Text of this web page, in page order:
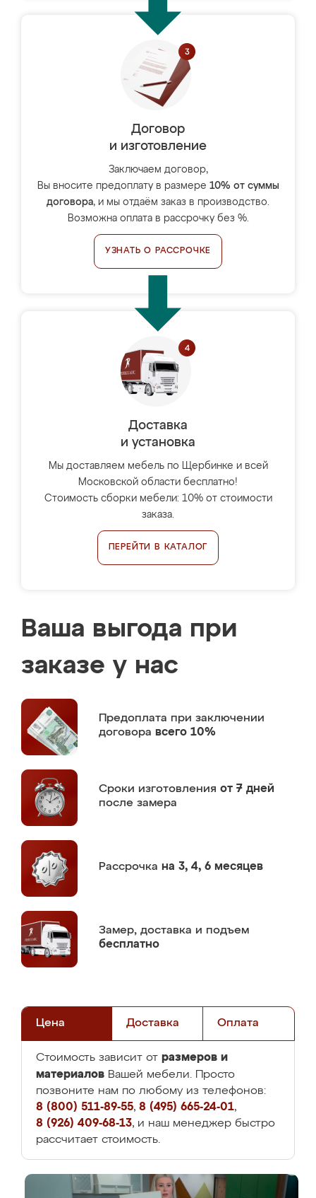
Договор
и изготовление
Заключаем договор,
Вы вносите предоплату в размере 10% от суммы
договора, и мы отдаём заказ в производство.
Возможна оплата в рассрочку без %.
УЗНАТЬ О РАССРОЧКЕ
Доставка
и установка
Мы доставляем мебель по Щербинке и всей
Московской области бесплатно!
Стоимость сборки мебели: 10% от стоимости
заказа.
ПЕРЕЙТИ В КАТАЛОГ
Ваша выгода при
заказе у нас
Предоплата при заключении
договора всего 10%
Сроки изготовления от 7 дней
после замера
Рассрочка на 3, 4, 6 месяцев
Замер, доставка и подъем
бесплатно
Цена Доставка Оплата
Стоимость зависит от размеров и
материалов Вашей мебели. Просто
позвоните нам по любому из телефонов:
8 (800) 511-89-55, 8 (495) 665-24-01,
8 (926) 409-68-13, и наш менеджер быстро
рассчитает стоимость.